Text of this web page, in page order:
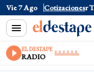
Vie 7 Ago Cotizaciones
$1520 Dólar
EL DESTAPE
RADIO